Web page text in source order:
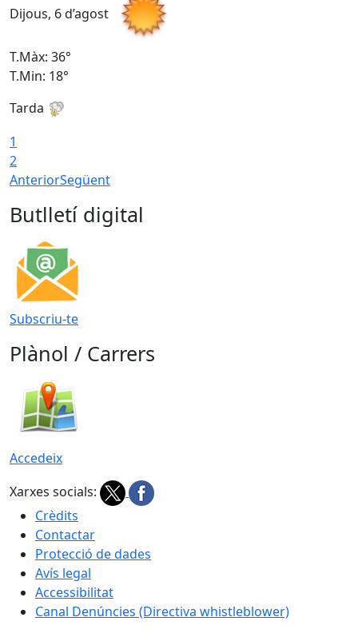
Dijous, 6 d’agost
T.Màx: 36°
T.Min: 18°
Tarda
1
2
AnteriorSegüent
Butlletí digital
Subscriu-te
Plànol / Carrers
Accedeix
Xarxes socials:
Crèdits
Contactar
Protecció de dades
Avís legal
Accessibilitat
Canal Denúncies (Directiva whistleblower)